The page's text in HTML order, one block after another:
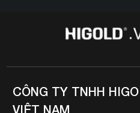
CÔNG TY TNHH
VIỆT NAM